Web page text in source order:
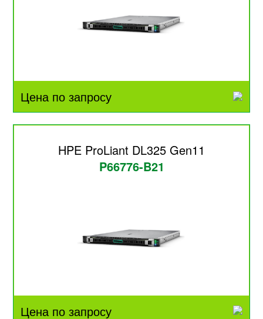
Цена по запросу
HPE ProLiant DL325 Gen11
P66776-B21
Цена по запросу